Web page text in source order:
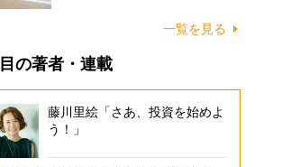
一覧を見る
の著者・連載
藤川里絵「さあ、投資を始めよ
う！」